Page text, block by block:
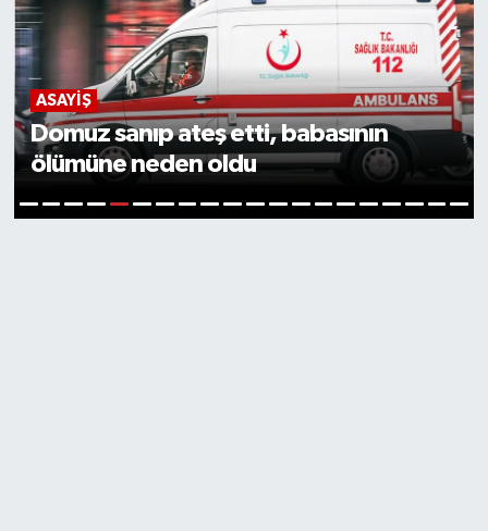
ASAYIŞ
Domuz sanıp ateş etti, babasının
ölümüne neden oldu